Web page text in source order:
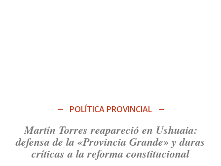
POLÍTICA PROVINCIAL
Martín Torres reapareció en Ushuaia:
defensa de la «Provincia Grande» y duras
críticas a la reforma constitucional